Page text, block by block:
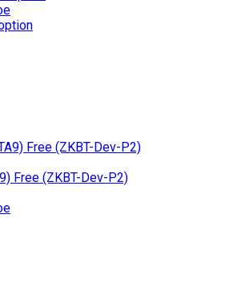
Free (ZKBT-Dev-P2)